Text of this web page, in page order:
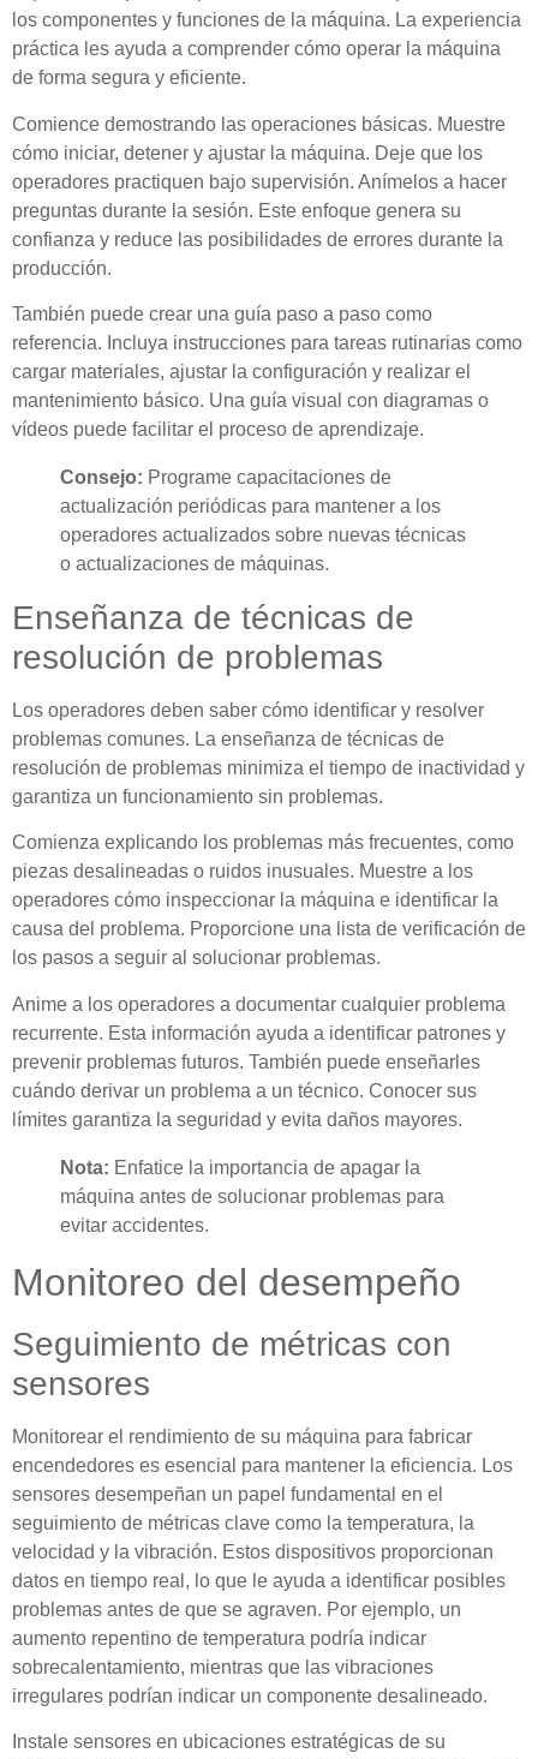
los componentes y funciones de la máquina. La experiencia
práctica les ayuda a comprender cómo operar la máquina
de forma segura y eficiente.
Comience demostrando las operaciones básicas. Muestre
cómo iniciar, detener y ajustar la máquina. Deje que los
operadores practiquen bajo supervisión. Anímelos a hacer
preguntas durante la sesión. Este enfoque genera su
confianza y reduce las posibilidades de errores durante la
producción.
También puede crear una guía paso a paso como
referencia. Incluya instrucciones para tareas rutinarias como
cargar materiales, ajustar la configuración y realizar el
mantenimiento básico. Una guía visual con diagramas o
vídeos puede facilitar el proceso de aprendizaje.
Consejo: Programe capacitaciones de
actualización periódicas para mantener a los
operadores actualizados sobre nuevas técnicas
o actualizaciones de máquinas.
Enseñanza de técnicas de
resolución de problemas
Los operadores deben saber cómo identificar y resolver
problemas comunes. La enseñanza de técnicas de
resolución de problemas minimiza el tiempo de inactividad y
garantiza un funcionamiento sin problemas.
Comienza explicando los problemas más frecuentes, como
piezas desalineadas o ruidos inusuales. Muestre a los
operadores cómo inspeccionar la máquina e identificar la
causa del problema. Proporcione una lista de verificación de
los pasos a seguir al solucionar problemas.
Anime a los operadores a documentar cualquier problema
recurrente. Esta información ayuda a identificar patrones y
prevenir problemas futuros. También puede enseñarles
cuándo derivar un problema a un técnico. Conocer sus
límites garantiza la seguridad y evita daños mayores.
Nota: Enfatice la importancia de apagar la
máquina antes de solucionar problemas para
evitar accidentes.
Monitoreo del desempeño
Seguimiento de métricas con
sensores
Monitorear el rendimiento de su máquina para fabricar
encendedores es esencial para mantener la eficiencia. Los
sensores desempeñan un papel fundamental en el
seguimiento de métricas clave como la temperatura, la
velocidad y la vibración. Estos dispositivos proporcionan
datos en tiempo real, lo que le ayuda a identificar posibles
problemas antes de que se agraven. Por ejemplo, un
aumento repentino de temperatura podría indicar
sobrecalentamiento, mientras que las vibraciones
irregulares podrían indicar un componente desalineado.
Instale sensores en ubicaciones estratégicas de su